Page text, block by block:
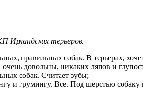
Ирландских терьеров.
правильных собак. В терьерах,
довольны, никаких ляпов и
собак. Считает зубы;
и грумингу. Все. Под шерстью